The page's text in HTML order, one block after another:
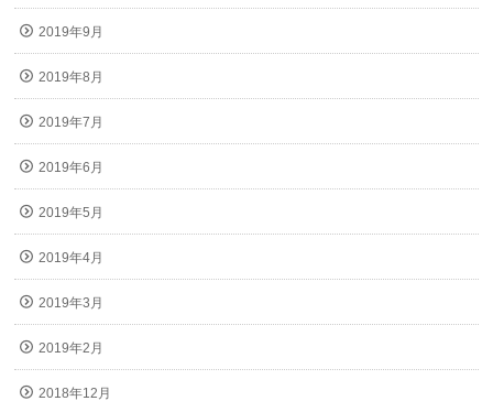
2019年9月
2019年8月
2019年7月
2019年6月
2019年5月
2019年4月
2019年3月
2019年2月
2018年12月